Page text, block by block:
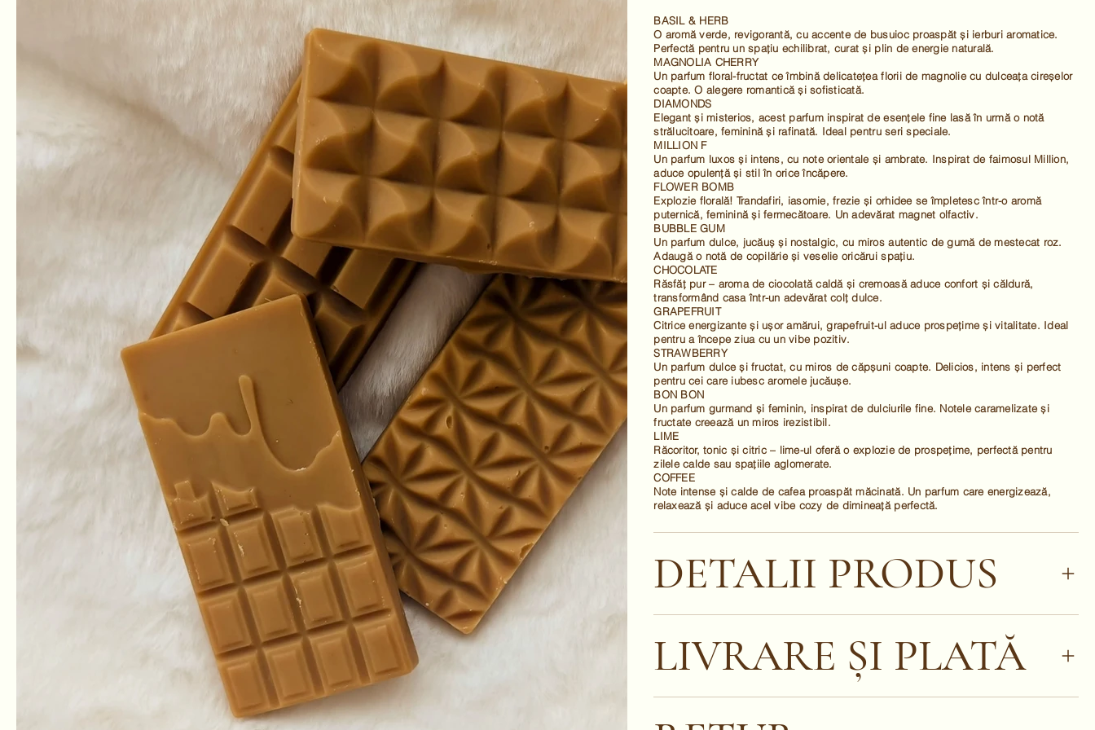
BASIL & HERB
O aromă verde, revigorantă, cu accente de busuioc proaspăt și ierburi aromatice.
Perfectă pentru un spațiu echilibrat, curat și plin de energie naturală.
MAGNOLIA CHERRY
Un parfum floral-fructat ce îmbină delicatețea florii de magnolie cu dulceața cireșelor
coapte. O alegere romantică și sofisticată.
DIAMONDS
Elegant și misterios, acest parfum inspirat de esențele fine lasă în urmă o notă
strălucitoare, feminină și rafinată. Ideal pentru seri speciale.
MILLION F
Un parfum luxos și intens, cu note orientale și ambrate. Inspirat de faimosul Million,
aduce opulență și stil în orice încăpere.
FLOWER BOMB
Explozie florală! Trandafiri, iasomie, frezie și orhidee se împletesc într-o aromă
puternică, feminină și fermecătoare. Un adevărat magnet olfactiv.
BUBBLE GUM
Un parfum dulce, jucăuș și nostalgic, cu miros autentic de gumă de mestecat roz.
Adaugă o notă de copilărie și veselie oricărui spațiu.
CHOCOLATE
Răsfăț pur – aroma de ciocolată caldă și cremoasă aduce confort și căldură,
transformând casa într-un adevărat colț dulce.
GRAPEFRUIT
Citrice energizante și ușor amărui, grapefruit-ul aduce prospețime și vitalitate. Ideal
pentru a începe ziua cu un vibe pozitiv.
STRAWBERRY
Un parfum dulce și fructat, cu miros de căpșuni coapte. Delicios, intens și perfect
pentru cei care iubesc aromele jucăușe.
BON BON
Un parfum gurmand și feminin, inspirat de dulciurile fine. Notele caramelizate și
fructate creează un miros irezistibil.
LIME
Răcoritor, tonic și citric – lime-ul oferă o explozie de prospețime, perfectă pentru
zilele calde sau spațiile aglomerate.
COFFEE
Note intense și calde de cafea proaspăt măcinată. Un parfum care energizează,
relaxează și aduce acel vibe cozy de dimineață perfectă.
DETALII PRODUS
LIVRARE ȘI PLATĂ